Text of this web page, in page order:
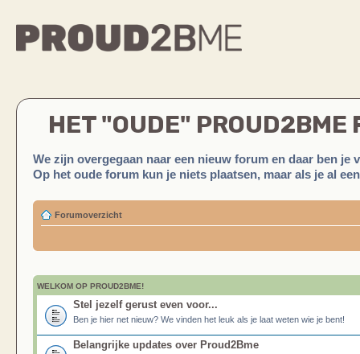
HET "OUDE" PROUD2BME
We zijn overgegaan naar een nieuw forum en daar ben je
Op het oude forum kun je niets plaatsen, maar als je al
Forumoverzicht
WELKOM OP PROUD2BME!
Stel jezelf gerust even voor...
Ben je hier net nieuw? We vinden het leuk als je laat weten wie je bent!
Belangrijke updates over Proud2Bme